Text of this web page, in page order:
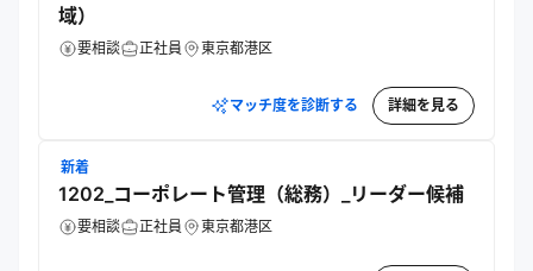
域）
要相談 正社員 東京都港区
マッチ度を診断する 詳細を見る
新着
1202_コーポレート管理（総務）_リーダー候補
要相談 正社員 東京都港区